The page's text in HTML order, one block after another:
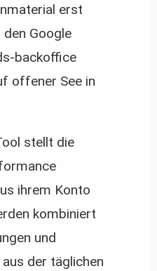
erst
Google
backoffice
offener See in
stellt die
ihrem Konto
kombiniert
und
der täglichen